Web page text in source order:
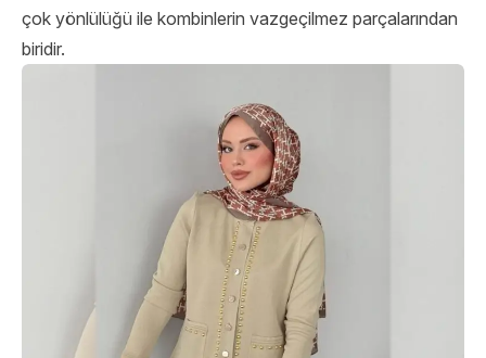
çok yönlülüğü ile kombinlerin vazgeçilmez parçalarından
biridir.